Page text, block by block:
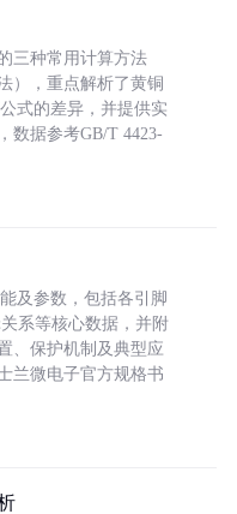
三种常用计算方法
），重点解析了黄铜
式的差异，并提供实
数据参考GB/T 4423-
及参数，包括各引脚
系等核心数据，并附
、保护机制及典型应
兰微电子官方规格书